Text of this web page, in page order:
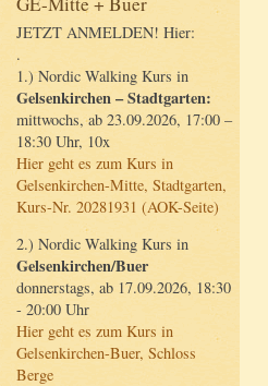
JETZT ANMELDEN! Hier:
.
1.) Nordic Walking Kurs in
Gelsenkirchen – Stadtgarten:
mittwochs, ab 23.09.2026, 17:00 –
18:30 Uhr, 10x
Hier geht es zum Kurs in
Gelsenkirchen-Mitte, Stadtgarten,
Kurs-Nr. 20281931 (AOK-Seite)
2.) Nordic Walking Kurs in
Gelsenkirchen/Buer
donnerstags, ab 17.09.2026, 18:30
- 20:00 Uhr
Hier geht es zum Kurs in
Gelsenkirchen-Buer, Schloss
Berge